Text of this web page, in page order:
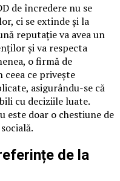
de încredere nu se
ci se extinde și la
reputație va avea un
și va respecta
o firmă de
ce privește
asigurându-se că
cu deciziile luate.
este doar o chestiune de
de la